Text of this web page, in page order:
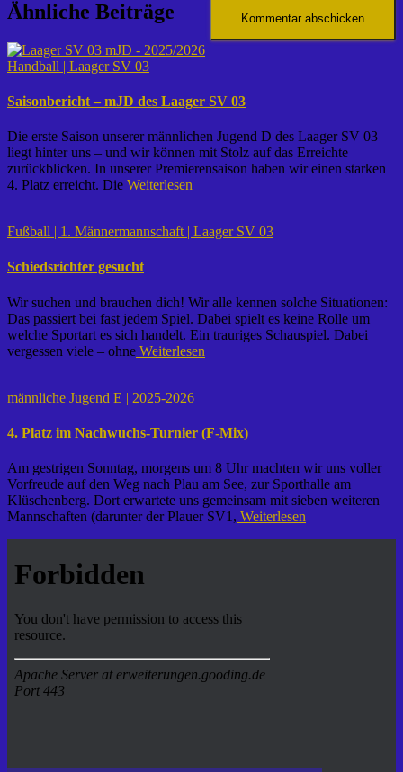
Ähnliche Beiträge
Handball | Laager SV 03
Saisonbericht – mJD des Laager SV 03
Die erste Saison unserer männlichen Jugend D des Laager SV 03
liegt hinter uns – und wir können mit Stolz auf das Erreichte
zurückblicken. In unserer Premierensaison haben wir einen starken
4. Platz erreicht. Die Weiterlesen
Fußball | 1. Männermannschaft | Laager SV 03
Schiedsrichter gesucht
Wir suchen und brauchen dich! Wir alle kennen solche Situationen:
Das passiert bei fast jedem Spiel. Dabei spielt es keine Rolle um
welche Sportart es sich handelt. Ein trauriges Schauspiel. Dabei
vergessen viele – ohne Weiterlesen
männliche Jugend E | 2025-2026
4. Platz im Nachwuchs-Turnier (F-Mix)
Am gestrigen Sonntag, morgens um 8 Uhr machten wir uns voller
Vorfreude auf den Weg nach Plau am See, zur Sporthalle am
Klüschenberg. Dort erwartete uns gemeinsam mit sieben weiteren
Mannschaften (darunter der Plauer SV1, Weiterlesen